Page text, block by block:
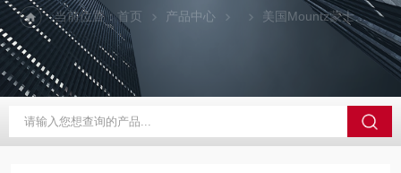
当前位置：首页 产品中心 美国Mountz蒙士